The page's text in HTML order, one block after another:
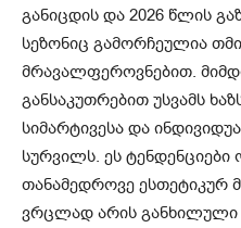
განიცდის და 2026 წლის
სეზონიც გამორჩეულია
მრავალფეროვნებით.
განსაკუთრებით უსვამს
სიმარტივესა და
სურვილს. ეს
თანამედროვე ესთეტიკურ
ვრცლად არის განხილული